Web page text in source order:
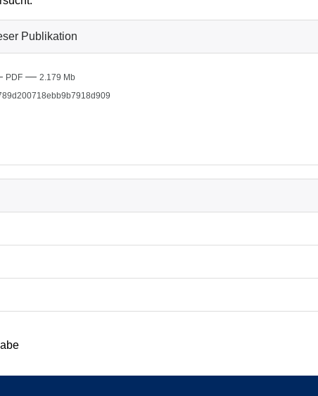
Publikation
PDF — 2.179 Mb